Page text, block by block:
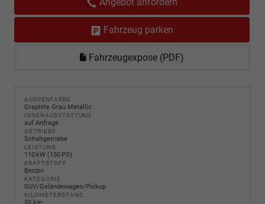
Fahrzeug parken
Fahrzeugexpose (PDF)
AUSSENFARBE
Graphite Grau Metallic
INNENAUSSTATTUNG
auf Anfrage
GETRIEBE
Schaltgetriebe
LEISTUNG
110 kW (150 PS)
KRAFTSTOFF
Benzin
KATEGORIE
SUV/Geländewagen/Pickup
KILOMETERSTAND